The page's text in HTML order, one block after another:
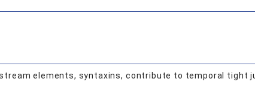
elements, syntaxins, contribute to temporal tight